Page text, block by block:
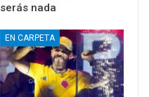
serás nada
EN CARPETA